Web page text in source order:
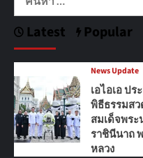
Latest Popular
News Update
เอไอเอ ป
พิธีธรรมส
สมเด็จพระ
ราชินีนาถ
หลวง